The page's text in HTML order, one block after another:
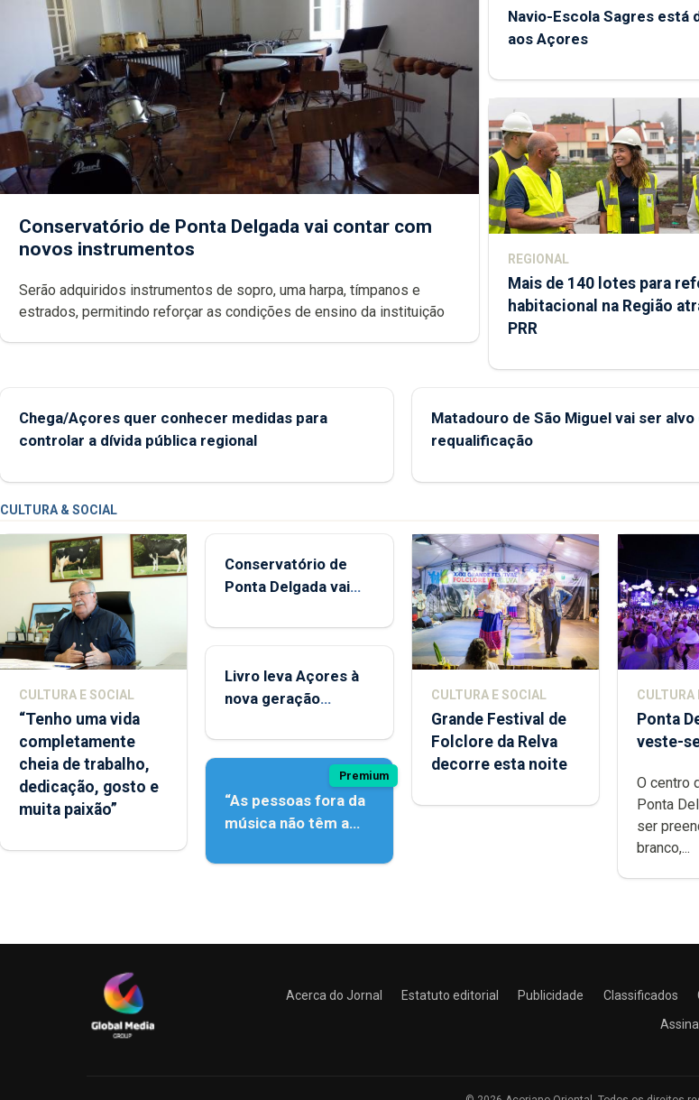
Conservatório de Ponta Delgada vai contar com
novos instrumentos
Serão adquiridos instrumentos de sopro, uma harpa, tímpanos e
estrados, permitindo reforçar as condições de ensino da instituição
Navio-Escola Sagres está
aos Açores
REGIONAL
Mais de 140 lotes para
habitacional na Região
PRR
Chega/Açores quer conhecer medidas para
controlar a dívida pública regional
Matadouro de São Miguel vai ser alvo
requalificação
CULTURA & SOCIAL
CULTURA E SOCIAL
“Tenho uma vida
completamente
cheia de trabalho,
dedicação, gosto e
muita paixão”
Conservatório de
Ponta Delgada vai
instrumentos
Livro leva Açores à
nova geração
Premium
“As pessoas fora da
música não têm a
é produzir uma
CULTURA E SOCIAL
Grande Festival de
Folclore da Relva
decorre esta noite
CULTURA
Ponta
veste-
O centro
Ponta
ser
branco,...
Acerca do Jornal Estatuto editorial Publicidade Classificados